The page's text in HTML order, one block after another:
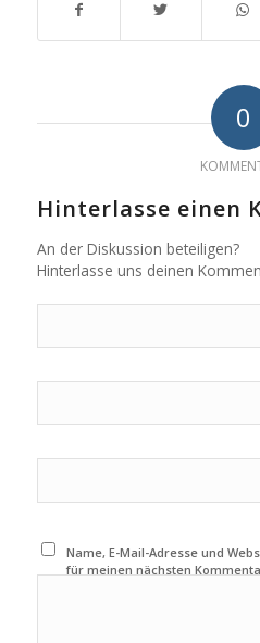
0
Hinterlasse einen
An der Diskussion beteiligen?
Hinterlasse uns deinen
Name, E-Mail-Adresse und
für meinen nächsten